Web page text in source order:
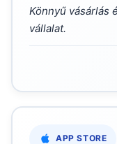
Könnyű vásárlás
vállalat.
APP STORE